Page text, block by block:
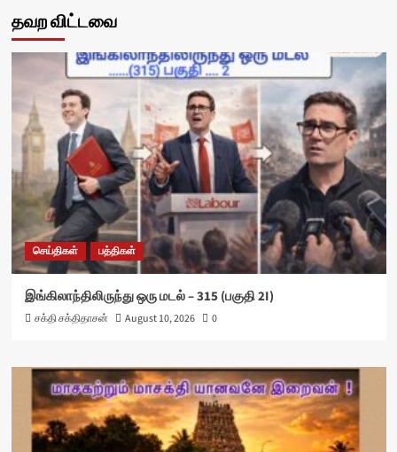
தவற விட்டவை
செய்திகள் பத்திகள்
இங்கிலாந்திலிருந்து ஒரு மடல் – 315 (பகுதி 2I)
சக்தி சக்திதாசன் August 10, 2026 0